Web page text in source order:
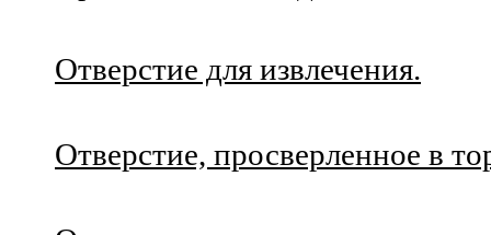
Отверстие для извлечения.
Отверстие, просверленное в